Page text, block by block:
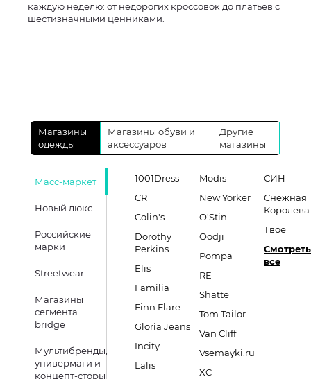
каждую неделю: от недорогих кроссовок до платьев с
шестизначными ценниками.
Магазины
одежды
Магазины обуви и
аксессуаров
Другие
магазины
Масс-маркет
Новый люкс
Российские
марки
Streetwear
Магазины
сегмента
bridge
Мультибренды,
универмаги и
концепт-сторы
1001Dress
CR
Colin's
Dorothy
Perkins
Elis
Familia
Finn Flare
Gloria Jeans
Incity
Lalis
Modis
New Yorker
O'Stin
Oodji
Pompa
RE
Shatte
Tom Tailor
Van Cliff
Vsemayki.ru
XC
СИН
Снежная
Королева
Твое
Смотреть
все